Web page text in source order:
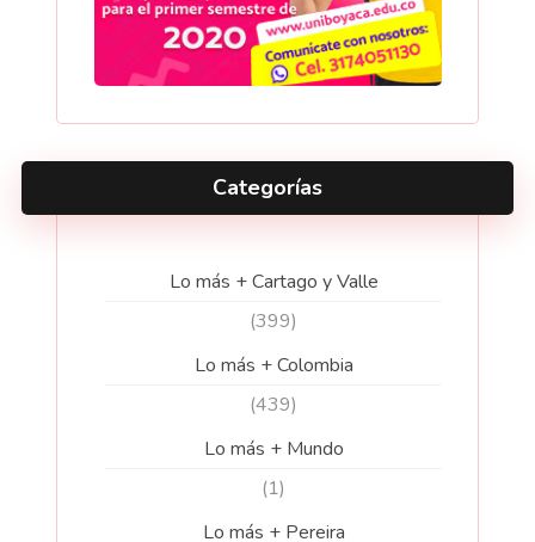
Categorías
Lo más + Cartago y Valle
(399)
Lo más + Colombia
(439)
Lo más + Mundo
(1)
Lo más + Pereira